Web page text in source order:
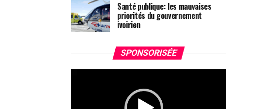
Santé publique: les mauvaises
priorités du gouvernement
ivoirien
SPONSORISÉE
vidéo